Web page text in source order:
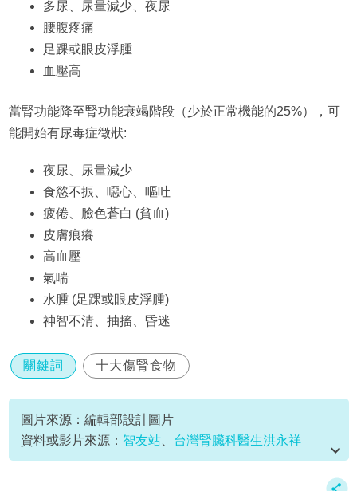
多尿、尿量減少、夜尿
腰腹疼痛
足踝或眼皮浮腫
血壓高
當腎功能降至腎功能衰竭階段（少於正常機能的25%），可
能開始有尿毒症徵狀:
夜尿、尿量減少
食慾不振、噁心、嘔吐
疲倦、臉色蒼白 (貧血)
皮膚痕癢
高血壓
氣喘
水腫 (足踝或眼皮浮腫)
神智不清、抽搐、昏迷
關鍵詞 十大傷腎食物
圖片來源：編輯部設計圖片
資料或影片來源： 智友站、 台灣腎臟科醫生洪永祥
facebook